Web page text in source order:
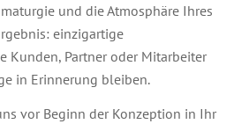
und die Atmosphäre Ihres
einzigartige
Kunden, Partner oder Mitarbeiter
in Erinnerung bleiben.
vor Beginn der Konzeption in Ihr